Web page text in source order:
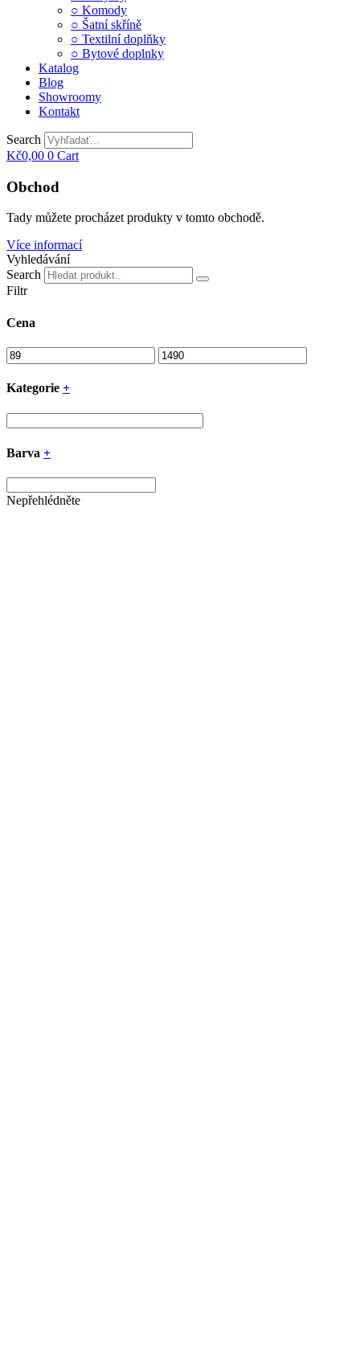
○ Komody
○ Šatní skříně
○ Textilní doplňky
○ Bytové doplnky
Katalog
Blog
Showroomy
Kontakt
Search
Kč0,00 0 Cart
Obchod
Tady můžete procházet produkty v tomto obchodě.
Více informací
Vyhledávání
Search
Filtr
Cena
Kategorie +
Barva +
Nepřehlédněte